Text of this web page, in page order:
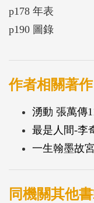
p178 年表
p190 圖錄
作者相關著作
湧動 張萬傳
最是人間-李
一生翰墨故
同機關其他